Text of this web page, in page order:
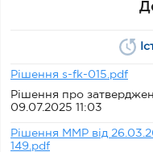
Рішення s-fk-015.pdf
Рішення про
09.07.2025 11:03
Рішення ММР від
149.pdf